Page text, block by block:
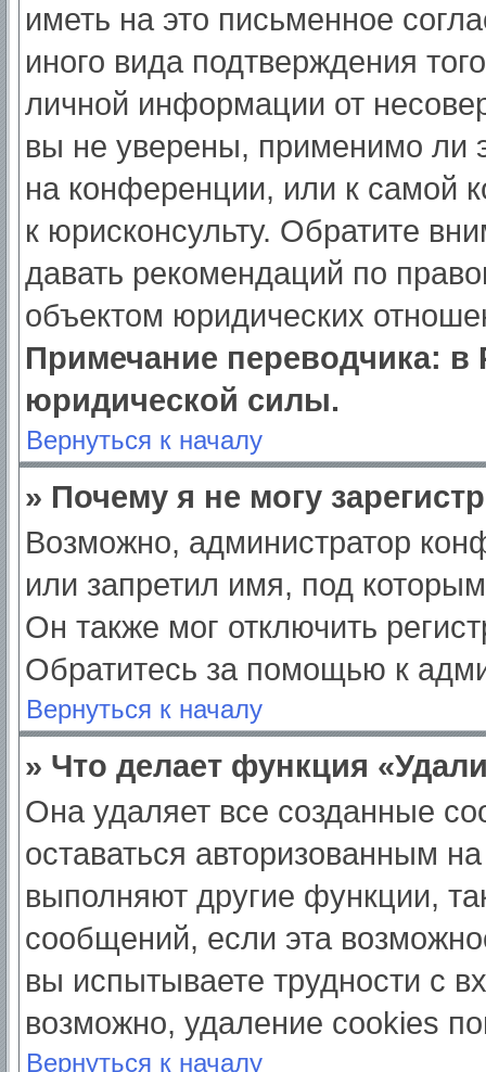
иметь на это письменное
иного вида подтверждения
личной информации от
вы не уверены, применимо ли
на конференции, или к самой
к юрисконсульту. Обратите
давать рекомендаций по
объектом юридических
Примечание переводчика: в
юридической силы.
Вернуться к началу
» Почему я не могу
Возможно, администратор
или запретил имя, под
Он также мог отключить
Обратитесь за помощью к
Вернуться к началу
» Что делает функция
Она удаляет все созданные
оставаться авторизованным
выполняют другие функции,
сообщений, если эта
вы испытываете трудности с
возможно, удаление cookies
Вернуться к началу